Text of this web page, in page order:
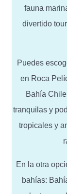
fauna
divertido
Puedes
en Roca
Bahía
tranquilas y
tropicales y
En la otra
bahías: